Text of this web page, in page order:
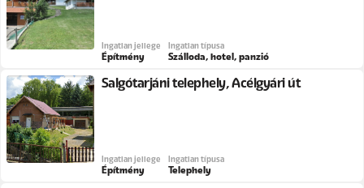
Ingatlan jellege
Építmény
Ingatlan típusa
Szálloda, hotel, panzió
Salgótarjáni telephely, Acélgyári út
Ingatlan jellege
Építmény
Ingatlan típusa
Telephely